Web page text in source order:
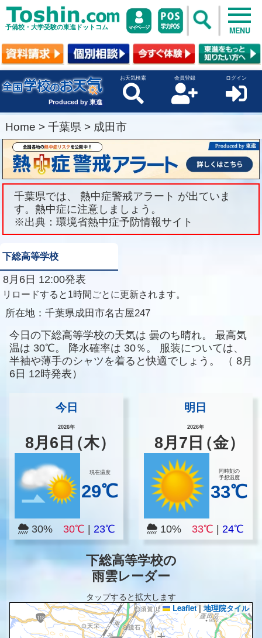
予備校・大学受験の東進ドットコム MENU
Produced by 東進
お天気検索 会員登録 ログイン
Home > 千葉県 > 成田市
千葉県では、 熱中症警戒アラート が出ていま
す。熱中症に注意しましょう。
※出典：環境省熱中症予防情報サイト
下総高等学校
8月6日 12:00発表
リロードすると1時間ごとに更新されます。
所在地： 千葉県成田市名古屋247
今日の下総高等学校の天気は 曇のち晴れ。
最高気
温は 30℃。 降水確率は 30％。
服装については、
半袖や薄手のシャツを着ると快適でしょう。
（ 8月
6日 12時発表）
今日
2026年
8月 6 日（木）
現在温度
29℃
30% 30℃ 23℃
明日
2026年
8月 7 日（金）
同時刻の
予想温度
33℃
10%33℃ |24℃
下総高等学校の
雨雲レーダー
タップすると拡大します
Leaflet | 地理院タイル